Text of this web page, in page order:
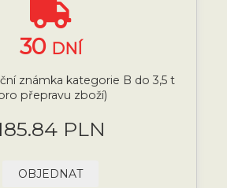
30 DNÍ
známka kategorie B do 3,5 t
přepravu zboží)
PLN
OBJEDNAT